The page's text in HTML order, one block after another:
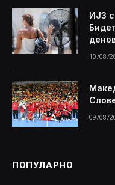
ИЈЗ
10/08/
09/08/
ПОПУЛАРНО